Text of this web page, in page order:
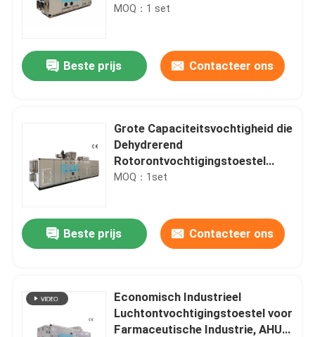
MOQ：1 set
Beste prijs Contacteer ons
Grote Capaciteitsvochtigheid die
Dehydrerend
Rotorontvochtigingstoestel
RH≤20% absorberen
MOQ：1set
Beste prijs Contacteer ons
Economisch Industrieel
Luchtontvochtigingstoestel voor
Farmaceutische Industrie, AHU-